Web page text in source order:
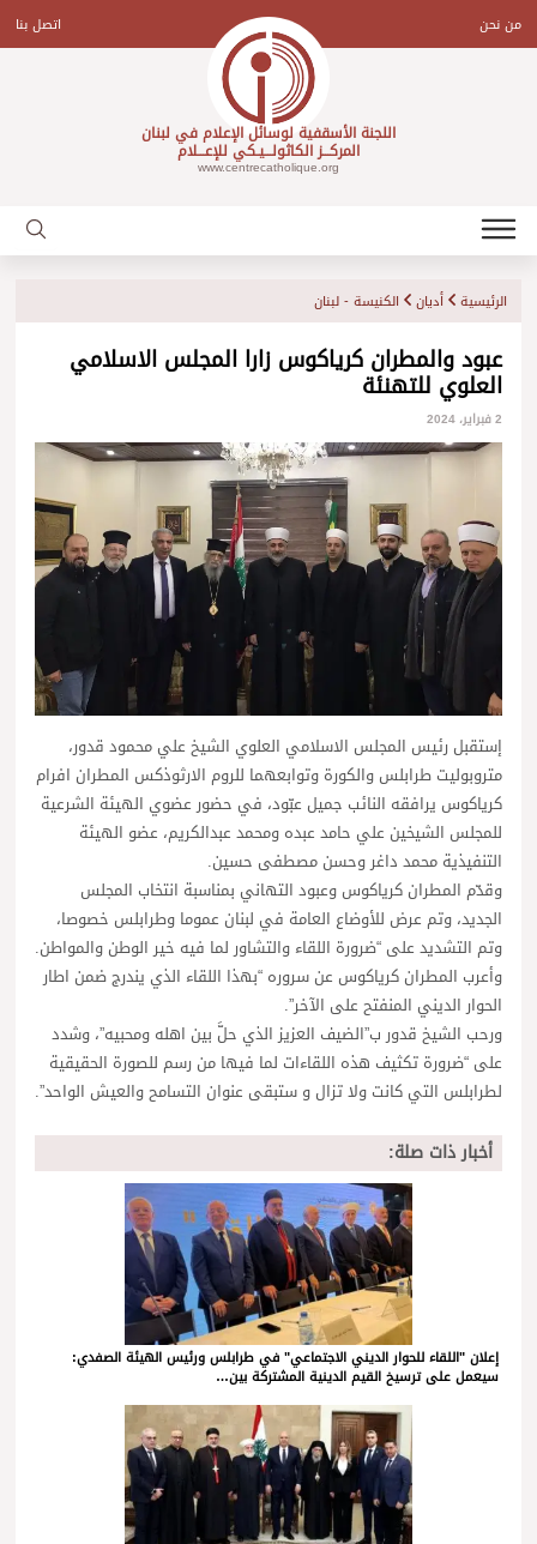
contentمن نحن اتصل بنا
اللجنة الأسقفية لوسائل الإعلام في لبنان
المركـــز الكاثولـــيـكي للإعـــلام
www.centrecatholique.org
الرئيسية أديان الكنيسة - لبنان
عبود والمطران كرياكوس زارا المجلس الاسلامي
العلوي للتهنئة
2 فبراير، 2024
إستقبل رئيس المجلس الاسلامي العلوي الشيخ علي محمود قدور،
متروبوليت طرابلس والكورة وتوابعهما للروم الارثوذكس المطران افرام
كرياكوس يرافقه النائب جميل عبّود، في حضور عضوي الهيئة الشرعية
للمجلس الشيخين علي حامد عبده ومحمد عبدالكريم، عضو الهيئة
التنفيذية محمد داغر وحسن مصطفى حسين.
وقدّم المطران كرياكوس وعبود التهاني بمناسبة انتخاب المجلس
الجديد، وتم عرض للأوضاع العامة في لبنان عموما وطرابلس خصوصا،
وتم التشديد على “ضرورة اللقاء والتشاور لما فيه خير الوطن والمواطن.
وأعرب المطران كرياكوس عن سروره “بهذا اللقاء الذي يندرج ضمن اطار
الحوار الديني المنفتح على الآخر”.
ورحب الشيخ قدور ب”الضيف العزيز الذي حلَّ بين اهله ومحبيه”، وشدد
على “ضرورة تكثيف هذه اللقاءات لما فيها من رسم للصورة الحقيقية
لطرابلس التي كانت ولا تزال و ستبقى عنوان التسامح والعيش الواحد”.
أخبار ذات صلة:
إعلان "اللقاء للحوار الديني الاجتماعي" في طرابلس ورئيس الهيئة الصفدي:
سيعمل على ترسيخ القيم الدينية المشتركة بين…